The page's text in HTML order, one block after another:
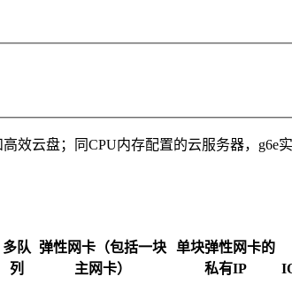
效云盘；同CPU内存配置的云服务器，g6e
多队
列
弹性网卡（包括一块
主网卡）
单块弹性网卡的
私有IP